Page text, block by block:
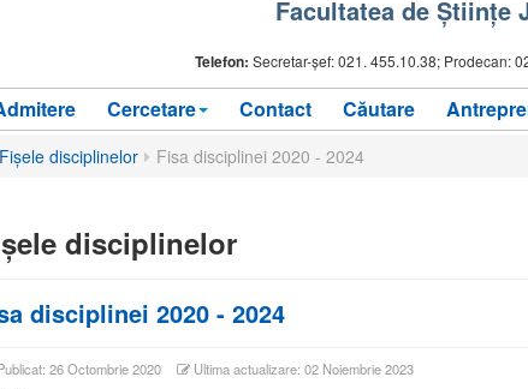
Facultatea de
Telefon: Secretar-șef:021. 455.10.38; Prodecan:
Cercetare Contact Căutare
Fișele disciplinelor Fisa disciplinei 2020 - 2024
disciplinelor
disciplinei 2020 - 2024
26 Octombrie 2020 Ultima actualizare: 02 Noiembrie 2023